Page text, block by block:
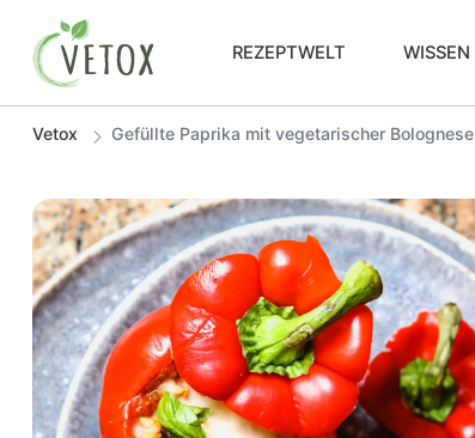
REZEPTWELT WISSEN
Vetox Gefüllte Paprika mit vegetarischer Bolognese